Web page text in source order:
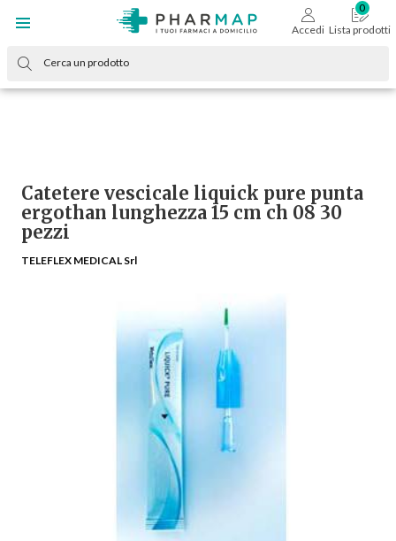
Accedi Lista prodotti
Catetere vescicale liquick pure punta
ergothan lunghezza 15 cm ch 08 30
pezzi
TELEFLEX MEDICAL Srl